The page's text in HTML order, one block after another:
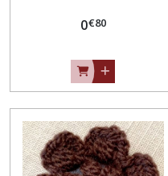
coudre ou à coller, vendu à
0€80